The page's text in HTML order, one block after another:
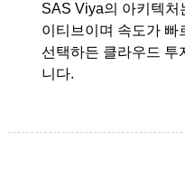
SAS Viya의 아키텍처
이티브이며 속도가 빠
선택하든 클라우드 투
니다.